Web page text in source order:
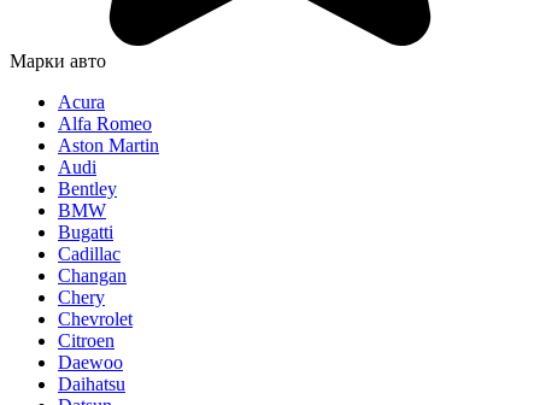
Марки авто
Acura
Alfa Romeo
Aston Martin
Audi
Bentley
BMW
Bugatti
Cadillac
Changan
Chery
Chevrolet
Citroen
Daewoo
Daihatsu